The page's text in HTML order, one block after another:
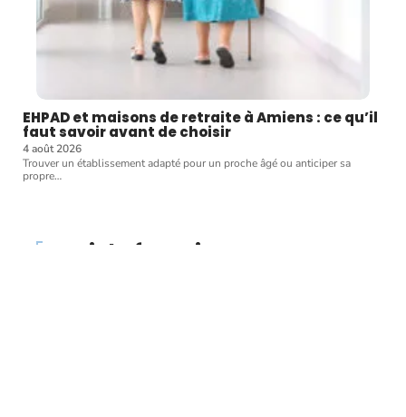
EHPAD et maisons de retraite à Amiens : ce qu’il
faut savoir avant de choisir
4 août 2026
Trouver un établissement adapté pour un proche âgé ou anticiper sa
propre…
Article favori